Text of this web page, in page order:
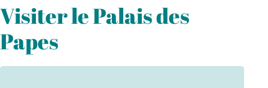
Visiter le Palais des
Papes